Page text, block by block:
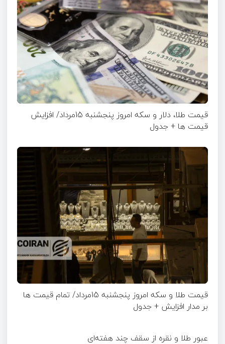
قیمت طلا، دلار و سکه امروز پنجشنبه 15مرداد/ افزایش
قیمت ها + جدول
قیمت طلا و سکه امروز پنجشنبه 15مرداد/ تمام قیمت ها
بر مدار افزایش + جدول
عبور طلا و نقره از سقف چند هفته‌ای